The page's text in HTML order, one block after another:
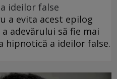
ideilor false
a evita acest epilog
adevărului să fie mai
hipnotică a ideilor false.